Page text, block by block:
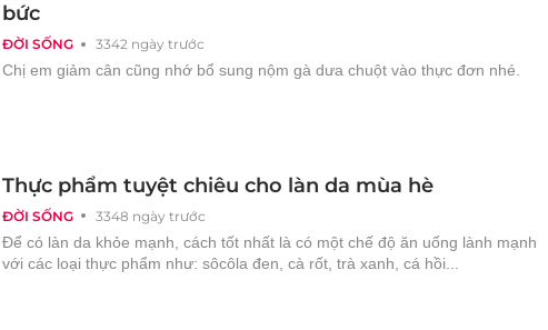
ĐỜI SỐNG 3342 ngày trước
bức
Chị em giảm cân cũng nhớ bổ sung nộm gà dưa chuột vào thực đơn nhé.
ĐỜI SỐNG 3348 ngày trước
Thực phẩm tuyệt chiêu cho làn da mùa hè
Để có làn da khỏe mạnh, cách tốt nhất là có một chế độ ăn uống lành mạnh
với các loại thực phẩm như: sôcôla đen, cà rốt, trà xanh, cá hồi...